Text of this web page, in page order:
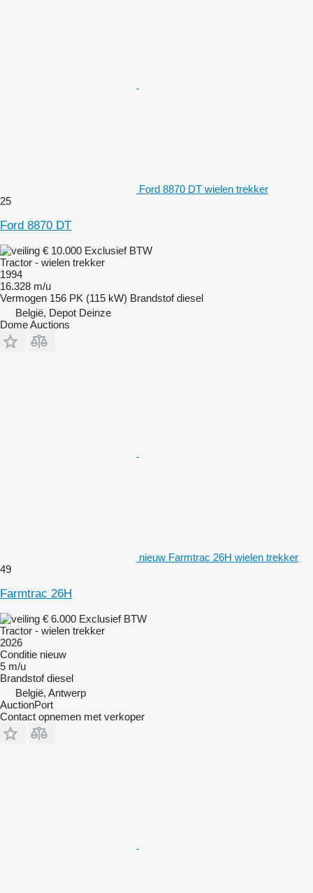
Ford 8870 DT wielen trekker
25
Ford 8870 DT
€ 10.000 Exclusief BTW
Tractor - wielen trekker
1994
16.328 m/u
Vermogen 156 PK (115 kW) Brandstof diesel
België, Depot Deinze
Dome Auctions
nieuw Farmtrac 26H wielen trekker
49
Farmtrac 26H
€ 6.000 Exclusief BTW
Tractor - wielen trekker
2026
Conditie nieuw
5 m/u
Brandstof diesel
België, Antwerp
AuctionPort
Contact opnemen met verkoper